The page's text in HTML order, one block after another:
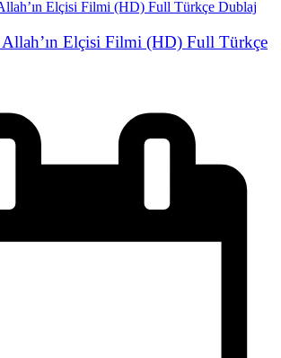
Elçisi Filmi (HD) Full Türkçe